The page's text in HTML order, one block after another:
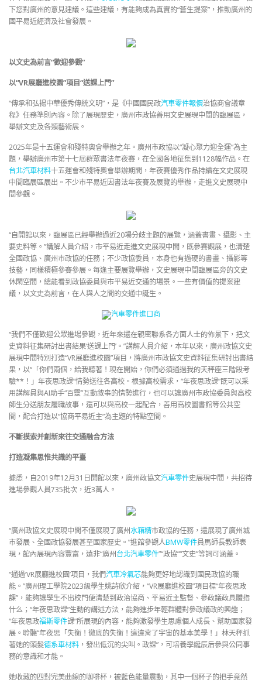
下您對廣州的意見建議。這些建議，有能夠成為真實的“蒼生提案”，推動廣州的
國平易近經濟及社會發展。
以文史為前言“歡迎參觀”
以“VR展廳進校園”項目“送課上門”
“傳承和弘揚中華優秀傳統文明”，是《中國國民政汽車零件報價治協商會議章
程》任務準則內容。除了展現歷史，廣州市政協善用文史展現中間的臨展區，
舉辦文史及各類藝術展。
2025年是十五運會和殘特奧會舉辦之年。廣州市政協以“凝心聚力迎全運”為主
題，舉辦廣州市第十七屆群眾書法年夜賽，在全國各地征集到1128幅作品。在
台北汽車材料十五運會和殘特奧會舉辦期間，年夜賽優秀作品持續在文史展現
中間臨展區展出。不少市平易近因書法年夜賽及展覽的舉辦，走進文史展現中
間參觀。
“自開館以來，臨展區已經舉辦過近20場分歧主題的展覽，涵蓋書畫、攝影、主
要史料等。”講解人員介紹，市平易近走進文史展現中間，既參賽觀展，也清楚
全國政協、廣州市政協的任務；不少政協委員，本身也有過硬的書畫、攝影等
技藝，同樣積極參賽參展。每逢主要展覽舉辦，文史展現中間臨展區旁的文史
休閑空間，總能看到政協委員與市平易近交通的場景。一些有價值的提案建
議，以文史為前言，在人與人之間的交通中誕生。
汽車零件進口商
“我們不僅歡迎公眾進場參觀，近年來還在親密聯系各方面人士的佈景下，把文
史資料征集研討出書結果‘送課上門’。”講解人員介紹，本年以來，廣州政協文史
展現中間特別打造“VR展廳進校園”項目，將廣州市政協文史資料征集研討出書結
果，以“「你們兩個，給我聽著！現在開始，你們必須通過我的天秤座三階段考
驗**！」年夜思政課”情勢送往各高校。根據高校需求，“年夜思政課”既可以采
用講解員與AI助手“百靈”互動敘事的情勢進行，也可以讓廣州市政協委員與高校
師生分送朋友履職故事，還可以與高校一起配合，善用高校圖書館等公共空
間，配合打造以“協商平易近主”為主題的特點空間。
不斷摸索并創新來往交通融合方法
打造凝集思惟共識的平臺
據悉，自2019年12月31日開館以來，廣州政協文汽車零件史展現中間，共招待
進場參觀人員735批次，近3萬人。
“廣州政協文史展現中間不僅展現了廣州水箱精市政協的任務，還展現了廣州城
市發展、全國政協發展甚至國家歷史。”進館參觀人BMW零件員馬師長教師表
現，館內展現內容豐富，遠非“廣州台北汽車零件”“政協”“文史”等詞可涵蓋。
“通過‘VR展廳進校園’項目，我們汽車冷氣芯能夠更好地認識到國民政協的職
能。”廣州理工學院2023級學生姚詩欣介紹，“VR展廳進校園”項目標“年夜思政
課”，能夠讓學生不出校門便清楚到政治協商、平易近主監督、參政議政具體指
什么；“年夜思政課”生動的講述方法，能夠進步年輕群體對參政議政的興趣；
“年夜思政福斯零件課”所展現的內容，能夠激發學生思慮個人成長、幫助國家發
展。聆聽“年夜思「失衡！徹底的失衡！這違背了宇宙的基本美學！」林天秤抓
著她的頭髮德系車材料 ，發出低沉的尖叫。政課”，可培養學誕辰后參與公同事
務的意識和才能。
她收藏的四對完美曲線的咖啡杯，被藍色能量震動，其中一個杯子的把手竟然